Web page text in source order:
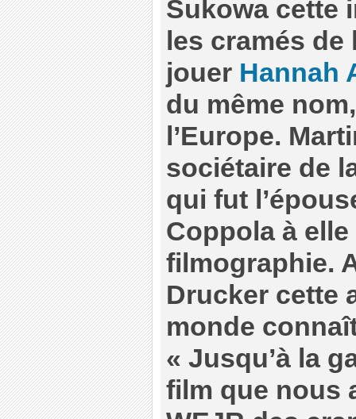
Sukowa cette
les cramés
jouer Hannah
du même
l’Europe.
sociétaire de
qui fut
Coppola à
filmographie.
Drucker cette
monde
« Jusqu’à la
film que nous